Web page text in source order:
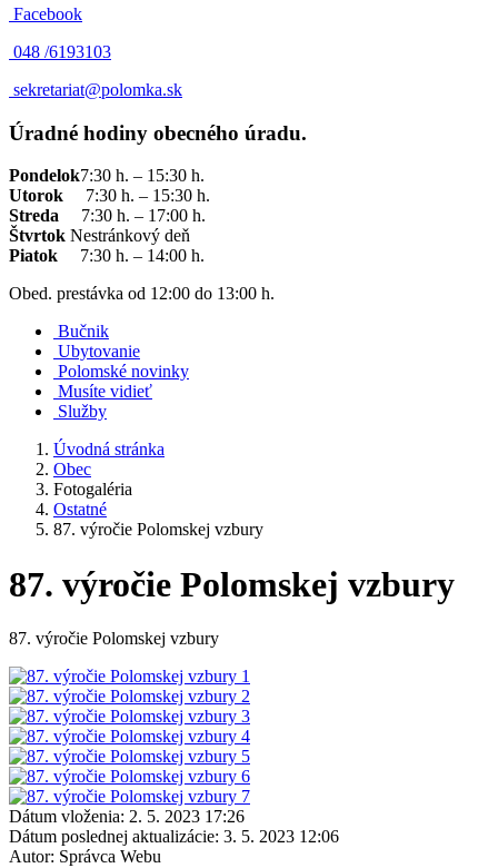
Facebook
048 /6193103
sekretariat@polomka.sk
Úradné hodiny obecného úradu.
Pondelok7:30 h. – 15:30 h.
Utorok 7:30 h. – 15:30 h.
Streda 7:30 h. – 17:00 h.
Štvrtok Nestránkový deň
Piatok
7:30 h. – 14:00 h.
Obed. prestávka od 12:00 do 13:00 h.
Bučnik
Ubytovanie
Polomské novinky
Musíte vidieť
Služby
Úvodná stránka
Obec
Fotogaléria
Ostatné
87. výročie Polomskej vzbury
87. výročie Polomskej vzbury
87. výročie Polomskej vzbury
Dátum vloženia: 2. 5. 2023 17:26
Dátum poslednej aktualizácie: 3. 5. 2023 12:06
Autor: Správca Webu